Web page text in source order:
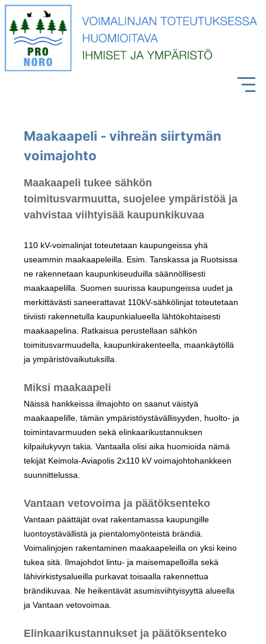
Maakaapeli - vihreän siirtymän
voimajohto
Maakaapeli tukee sähkön
toimitusvarmuutta, suojelee ympäristöä ja
vahvistaa viihtyisää kaupunkikuvaa
110 kV-voimalinjat toteutetaan kaupungeissa yhä
useammin maakaapeleilla. Esim. Tanskassa ja Ruotsissa
ne rakennetaan kaupunkiseuduilla säännöllisesti
maakaapelilla. Suomen suurissa kaupungeissa uudet ja
merkittävästi saneerattavat 110kV-sähkölinjat toteutetaan
tiiviisti rakennetulla kaupunkialueella lähtökohtaisesti
maakaapelina. Ratkaisua perustellaan sähkön
toimitusvarmuudella, kaupunkirakenteella, maankäytöllä
ja ympäristövaikutuksilla.
Miksi maakaapeli
Näissä hankkeissa ilmajohto on saanut väistyä
maakaapelille, tämän ympäristöystävällisyyden, huolto- ja
toimintavarmuuden sekä elinkaarikustannuksen
kilpailukyvyn takia. Vantaalla olisi aika huomioida nämä
tekijät Keimola-Aviapolis 2x110 kV voimajohtohankkeen
suunnittelussa.
Vantaan vetovoima ja päätöksenteko
Vantaan päättäjät ovat rakentamassa kaupungille
luontoystävällistä ja pientalomyönteistä brändiä.
Voimalinjojen rakentaminen maakaapeleilla on yksi keino
tukea sitä. Ilmajohdot lintu- ja maisemapelloilla sekä
lähivirkistysalueilla purkavat toisaalla rakennettua
brändikuvaa. Ne heikentävät asumisviihtyisyyttä alueella
ja Vantaan vetovoimaa.
Elinkaarikustannukset ja päätöksenteko